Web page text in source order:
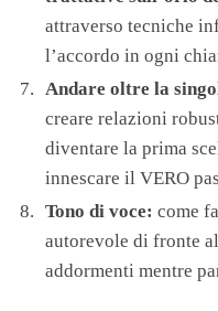
attraverso tecniche
l’accordo in ogni
Andare oltre la
creare relazioni
diventare la prima
innescare il VERO
Tono di voce: come
autorevole di fronte
addormenti mentre